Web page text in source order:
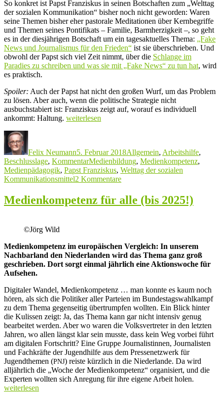
So konkret ist Papst Franziskus in seinen Botschaften zum „Welttag
der sozialen Kommunikation“ bisher noch nicht geworden: Waren
seine Themen bisher eher pastorale Meditationen über Kernbegriffe
und Themen seines Pontifikats – Familie, Barmherzigkeit –, so geht
es in der diesjährigen Botschaft um ein tagesaktuelles Thema: „Fake
News und Journalismus für den Frieden“ ist sie überschrieben. Und
obwohl der Papst sich viel Zeit nimmt, über die Schlange im
Paradies zu schreiben und was sie mit „Fake News“ zu tun hat, wird
es praktisch.
Spoiler: Auch der Papst hat nicht den großen Wurf, um das Problem
zu lösen. Aber auch, wenn die politische Strategie nicht
ausbuchstabiert ist: Franziskus zeigt auf, worauf es individuell
ankommt: Haltung. „Haltung
–
Papst
Franziskus
zum
weiterlesen
Felix Neumann5. Februar 2018Allgemein, Arbeitshilfe,
Beschlusslage, KommentarSchlagwörter
Medienbildung, Medienkompetenz,
Medienpädagogik, Papst Franziskus, Welttag der sozialen
Kommunikationsmittel2 Kommentarezu
gegen
„Fake
zum
„Mediensonntag“
Medienkompetenz für alle (bis 2025!)
©Jörg Wild
Medienkompetenz im europäischen Vergleich: In unserem
Nachbarland den Niederlanden wird das Thema ganz groß
geschrieben. Dort sorgt einmal jährlich eine Aktionswoche für
Aufsehen.
Digitaler Wandel, Medienkompetenz … man konnte es kaum noch
hören, als sich die Politiker aller Parteien im Bundestagswahlkampf
zu dem Thema gegenseitig übertrumpfen wollten. Ein Blick hinter
die Kulissen zeigt: Ja, das Thema kann gar nicht intensiv genug
bearbeitet werden. Aber wo waren die Volksvertreter in den letzten
Jahren, wo allen längst klar sein musste, dass kein Weg vorbei führt
am digitalen Fortschritt? Eine Gruppe Journalistinnen, Journalisten
und Fachkräfte der Jugendhilfe aus dem Pressenetzwerk für
Jugendthemen (PNJ) reiste kürzlich in die Niederlande. Da wird
alljährlich die „Woche der Medienkompetenz“ organisiert, und die
Experten wollten sich Anregung für ihre eigene Arbeit holen.
weiterlesen